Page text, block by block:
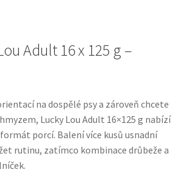
Adult 16 x 125 g –
na dospělé psy a zároveň chcete
Lucky Lou Adult 16×125 g nabízí
porcí. Balení více kusů usnadní
rutinu, zatímco kombinace drůbeže a